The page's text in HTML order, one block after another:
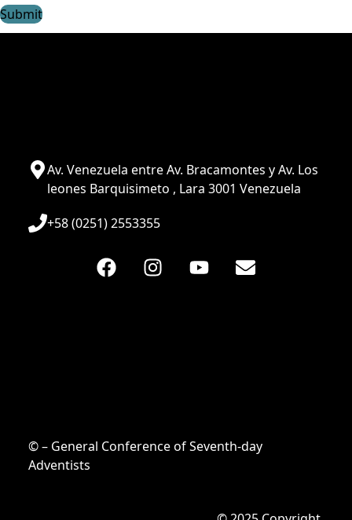
Av. Venezuela entre Av. Bracamontes y Av. Los
leones Barquisimeto , Lara 3001 Venezuela
+58 (0251) 2553355
© – General Conference of Seventh-day
Adventists